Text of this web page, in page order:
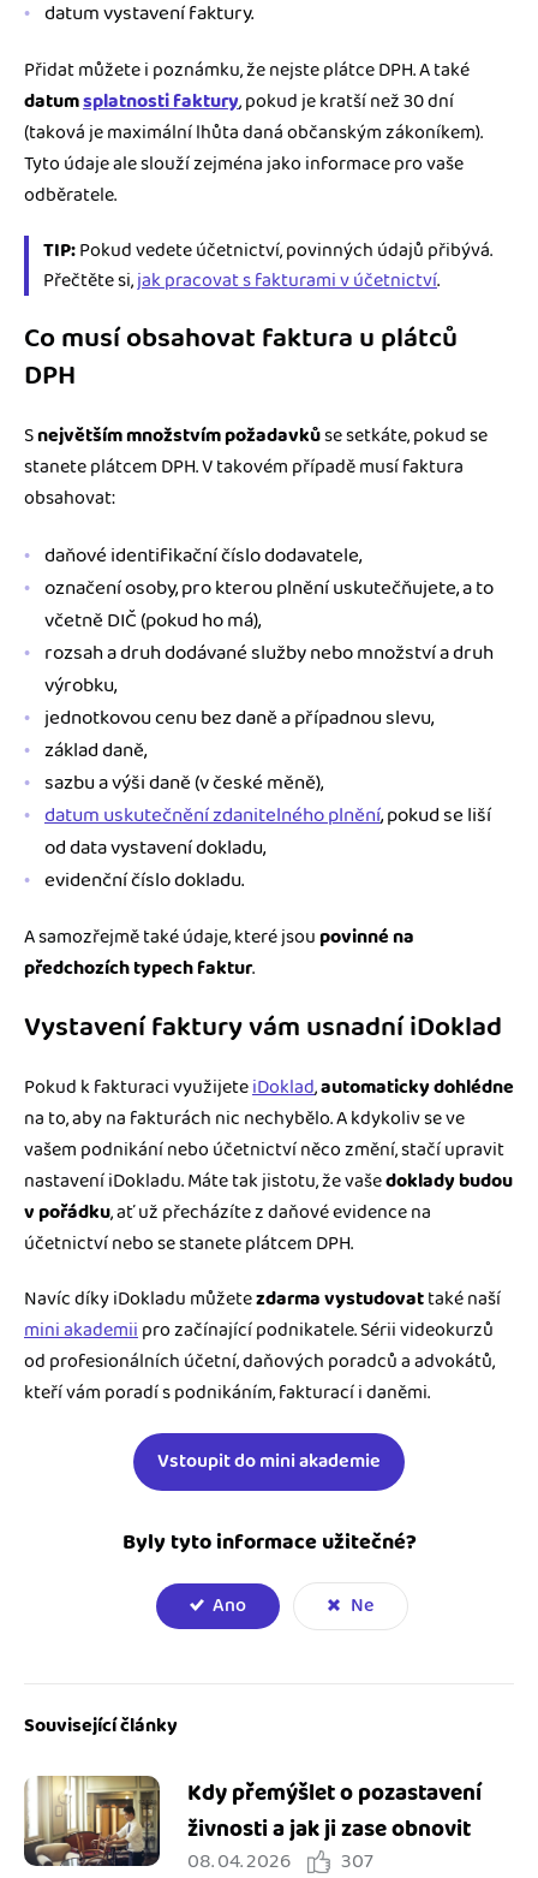
datum vystavení faktury.
Přidat můžete i poznámku, že nejste plátce DPH. A také
datumsplatnosti faktury, pokud je kratší než 30 dní
(taková je maximální lhůta daná občanským zákoníkem).
Tyto údaje ale slouží zejména jako informace pro vaše
odběratele.
TIP:Pokud vedete účetnictví, povinných údajů přibývá.
Přečtěte si,jak pracovat s fakturami v účetnictví.
Co musí obsahovat faktura u plátců
DPH
Snejvětším množstvím požadavkůse setkáte, pokud se
stanete plátcem DPH. V takovém případě musí faktura
obsahovat:
daňové identifikační číslo dodavatele,
označení osoby, pro kterou plnění uskutečňujete, a to
včetně DIČ (pokud ho má),
rozsah a druh dodávané služby nebo množství a druh
výrobku,
jednotkovou cenu bez daně a případnou slevu,
základ daně,
sazbu a výši daně (v české měně),
datum uskutečnění zdanitelného plnění, pokud se liší
od data vystavení dokladu,
evidenční číslo dokladu.
A samozřejmě také údaje, které jsoupovinné na
předchozích typech faktur.
Vystavení faktury vám usnadní iDoklad
Pokud k fakturaci využijeteiDoklad,automaticky dohlédne
na to, aby na fakturách nic nechybělo. A kdykoliv se ve
vašem podnikání nebo účetnictví něco změní, stačí upravit
nastavení iDokladu. Máte tak jistotu, že vašedoklady budou
v pořádku, ať už přecházíte z daňové evidence na
účetnictví nebo se stanete plátcem DPH.
Navíc díky iDokladu můžetezdarma vystudovattaké naší
mini akademiipro začínající podnikatele. Sérii videokurzů
od profesionálních účetní, daňových poradců a advokátů,
kteří vám poradí s podnikáním, fakturací i daněmi.
Vstoupit do mini akademie
Byly tyto informace užitečné?
Ano Ne
Související články
Kdy přemýšlet o pozastavení
živnosti a jak ji zase obnovit
08. 04. 2026 307